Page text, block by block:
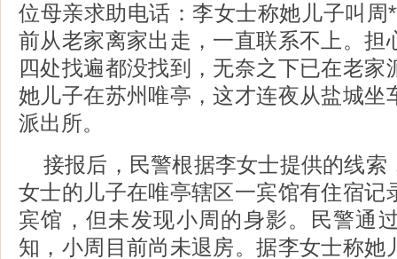
位母亲求助电话：李女士称她儿子叫周
前从老家离家出走，一直联系不上。担
四处找遍都没找到，无奈之下已在老家
她儿子在苏州唯亭，这才连夜从盐城坐
派出所。
接报后，民警根据李女士提供的线索
女士的儿子在唯亭辖区一宾馆有住宿记
宾馆，但未发现小周的身影。民警通
知，小周目前尚未退房。据李女士称她